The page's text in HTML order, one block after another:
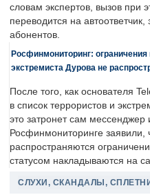
словам экспертов, вызов при
переводится на
абонентов.
Росфинмониторинг: ограничения
экстремиста Дурова не
После того, как основателя
в список террористов и
это затронет сам мессенджер
Росфинмониторинге заявили,
распространяются
статусом накладываются на
СЛУХИ, СКАНДАЛЫ,